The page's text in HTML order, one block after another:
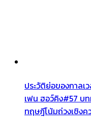
ประวัติย่อของกาล
เฟน ฮอว์คิง#57 บท
ทฤษฎีโน้มถ่วงเชิง